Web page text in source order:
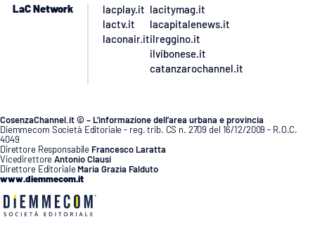
LaC Network
lacplay.it
lactv.it
laconair.it
lacitymag.it
lacapitalenews.it
ilreggino.it
ilvibonese.it
catanzarochannel.it
CosenzaChannel.it © – L’informazione dell’area urbana e provincia
Diemmecom Società Editoriale - reg. trib. CS n. 2709 del 16/12/2009 - R.O.C.
4049
Direttore Responsabile Francesco Laratta
VicedirettoreAntonio Clausi
Direttore Editoriale Maria Grazia Falduto
www.diemmecom.it